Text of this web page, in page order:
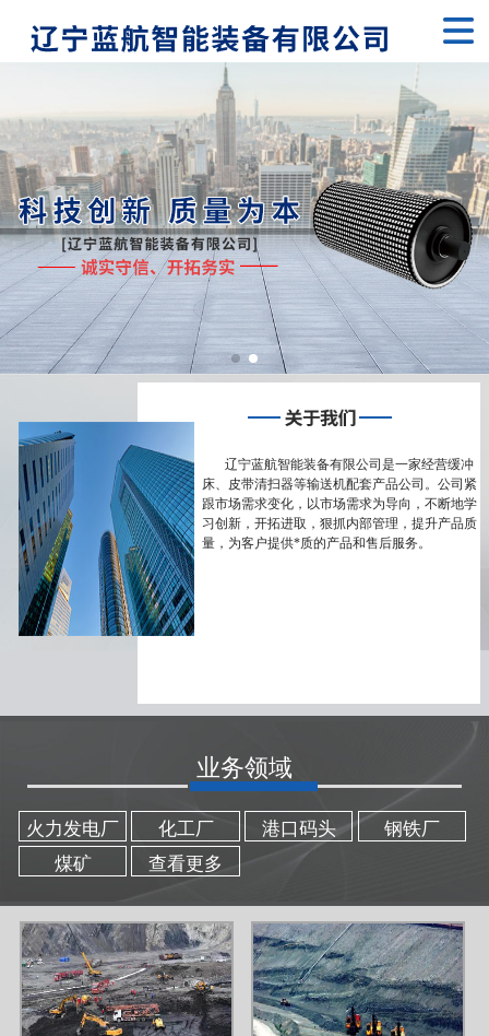
首页
关于我们
产品展示
新闻动态
业务领域
工程案例
联系我们
辽宁蓝航智能装备有限公司是一家经营缓冲
床、皮带清扫器等输送机配套产品公司。公司紧
跟市场需求变化，以市场需求为导向，不断地学
习创新，开拓进取，狠抓内部管理，提升产品质
量，为客户提供*质的产品和售后服务。
业务领域
火力发电厂 化工厂 港口码头
钢铁厂
煤矿
查看更多